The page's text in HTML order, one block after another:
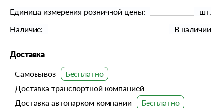
Единица измерения розничной цены:
шт.
Наличие:
В наличии
Доставка
Самовывоз
Доставка транспортной компанией
Доставка автопарком компании